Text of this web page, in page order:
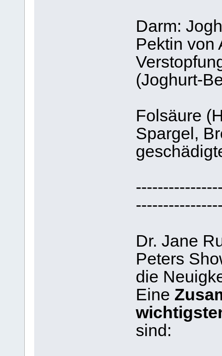
Darm:
Pektin von
(Joghurt-
Folsäure
Spargel,
Dr. Jane
Peters
die
Eine
sind: